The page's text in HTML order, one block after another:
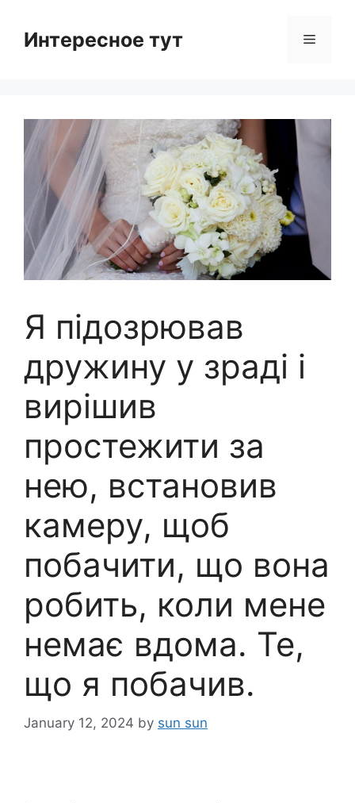
contentИнтересное тут Menu
Я підозрював
дружину у зраді і
вирішив
простежити за
нею, встановив
камеру, щоб
побачити, що вона
робить, коли мене
немає вдома. Те,
що я побачив.
January 12, 2024 by sun sun